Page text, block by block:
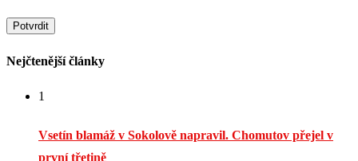
Nejčtenější články
1
Vsetín blamáž v Sokolově napravil. Chomutov přejel v
první třetině